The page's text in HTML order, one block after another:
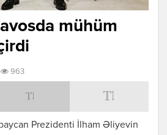
mühüm
963
Prezidenti İlham Əliyevin